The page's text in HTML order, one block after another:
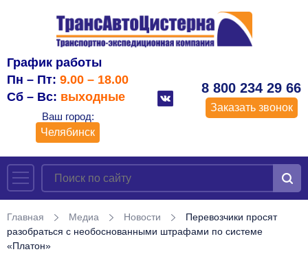
График работы
Пн – Пт: 9.00 – 18.00
Сб – Вс: выходные
Ваш город:
Челябинск
8 800 234 29 66
Заказать звонок
Главная Медиа Новости
Перевозчики просят
разобраться с необоснованными штрафами по системе
«Платон»